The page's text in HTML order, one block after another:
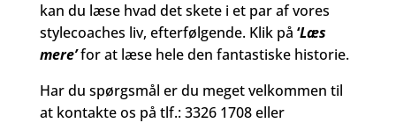
kan du læse hvad det skete i et par af vores
stylecoaches liv, efterfølgende. Klik på ‘Læs
mere’for at læse hele den fantastiske historie.
Har du spørgsmål er du meget velkommen til
at kontakte os på tlf.: 3326 1708 eller